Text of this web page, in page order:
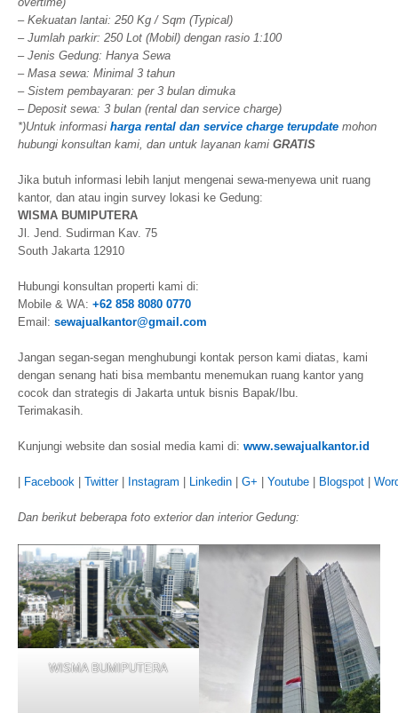
– Kekuatan lantai: 250 Kg / Sqm (Typical)
– Jumlah parkir: 250 Lot (Mobil) dengan rasio 1:100
– Jenis Gedung: Hanya Sewa
– Masa sewa: Minimal 3 tahun
– Sistem pembayaran: per 3 bulan dimuka
– Deposit sewa: 3 bulan (rental dan service charge)
*)Untuk informasi harga rental dan service charge terupdate mohon
hubungi konsultan kami, dan untuk layanan kami GRATIS
Jika butuh informasi lebih lanjut mengenai sewa-menyewa unit ruang
kantor, dan atau ingin survey lokasi ke Gedung:
WISMA BUMIPUTERA
Jl. Jend. Sudirman Kav. 75
South Jakarta 12910
Hubungi konsultan properti kami di:
Mobile & WA: +62 858 8080 0770
Email: sewajualkantor@gmail.com
Jangan segan-segan menghubungi kontak person kami diatas, kami
dengan senang hati bisa membantu menemukan ruang kantor yang
cocok dan strategis di Jakarta untuk bisnis Bapak/Ibu.
Terimakasih.
Kunjungi website dan sosial media kami di: www.sewajualkantor.id
Facebook Twitter| Instagram Linkedin G+ Youtube Blogspot
Dan berikut beberapa foto exterior dan interior Gedung:
WISMA BUMIPUTERA